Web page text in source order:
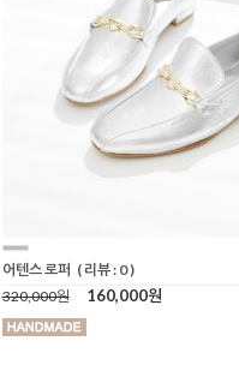
어텐스 로퍼 ( 리뷰 : 0 )
320,000원
160,000원